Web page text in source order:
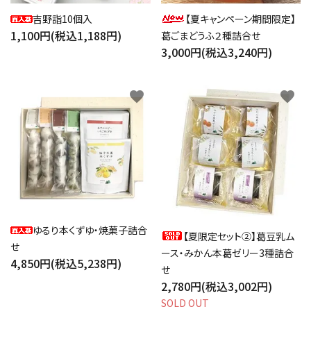
吉野詣10個入
1,100円(税込1,188円)
【夏キャンペーン期間限定】
葛ごまどうふ２種詰合せ
3,000円(税込3,240円)
ゆるり本くずゆ・焼菓子詰合
せ
4,850円(税込5,238円)
favorite
【夏限定セット②】葛豆乳ム
ース・みかん本葛ゼリー3種詰合
せ
2,780円(税込3,002円)
SOLD OUT
favorite